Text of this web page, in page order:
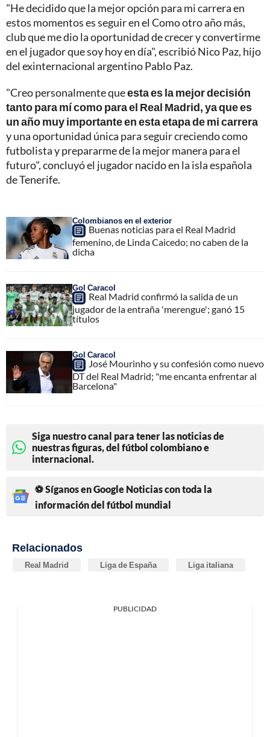
"He decidido que la mejor opción para mi carrera en
estos momentos es seguir en el Como otro año más,
club que me dio la oportunidad de crecer y convertirme
en el jugador que soy hoy en día", escribió Nico Paz, hijo
del exinternacional argentino Pablo Paz.
"Creo personalmente queesta es la mejor decisión
tanto para mí como para el Real Madrid, ya que es
un año muy importante en esta etapa de mi carrera
y una oportunidad única para seguir creciendo como
futbolista y prepararme de la mejor manera para el
futuro", concluyó el jugador nacido en la isla española
de Tenerife.
Colombianos en el exterior
Buenas noticias para el Real Madrid
femenino, de Linda Caicedo; no caben de la
dicha
Gol Caracol
Real Madrid confirmó la salida de un
jugador de la entraña 'merengue'; ganó 15
títulos
Gol Caracol
José Mourinho y su confesión como nuevo
DT del Real Madrid; "me encanta enfrentar al
Barcelona"
Siga nuestro canal para tener las noticias de
nuestras figuras, del fútbol colombiano e
internacional.
⚽ Síganos en Google Noticias con toda la
información del fútbol mundial
Relacionados
Real Madrid Liga de España Liga italiana
PUBLICIDAD